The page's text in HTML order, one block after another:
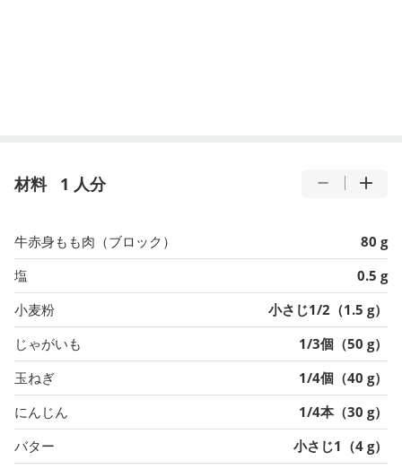
材料 1 人分
牛赤身もも肉（ブロック）
80 g
塩
0.5 g
小麦粉
小さじ1/2（1.5 g）
じゃがいも
1/3個（50 g）
玉ねぎ
1/4個（40 g）
にんじん
1/4本（30 g）
バター
小さじ1（4 g）